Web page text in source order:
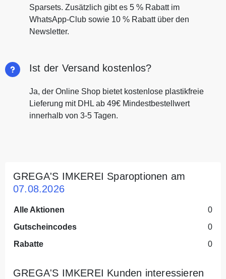
Sparsets. Zusätzlich gibt es 5 % Rabatt im
WhatsApp-Club sowie 10 % Rabatt über den
Newsletter.
Ist der Versand kostenlos?
Ja, der Online Shop bietet kostenlose plastikfreie
Lieferung mit DHL ab 49€ Mindestbestellwert
innerhalb von 3-5 Tagen.
GREGA'S IMKEREI Sparoptionen am
07.08.2026
Alle Aktionen
0
Gutscheincodes
0
Rabatte
0
GREGA'S IMKEREI Kunden interessieren